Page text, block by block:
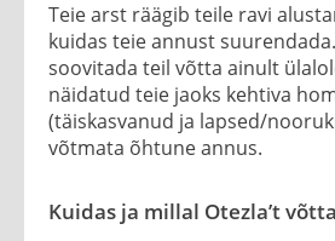
Teie arst räägib teile ravi
kuidas teie annust
soovitada teil võtta ainult
näidatud teie jaoks kehtiva
(täiskasvanud ja lapsed/
võtmata õhtune annus.
Kuidas ja millal Otezla’t võtta